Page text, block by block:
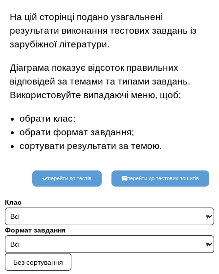
На цій сторінці подано узагальнені
результати виконання тестових завдань із
зарубіжної літератури.
Діаграма показує відсоток правильних
відповідей за темами та типами завдань.
Використовуйте випадаючі меню, щоб:
обрати клас;
обрати формат завдання;
сортувати результати за темою.
перейти до тестів перейти до тестових зошитів
Клас
Формат завдання
Без сортування